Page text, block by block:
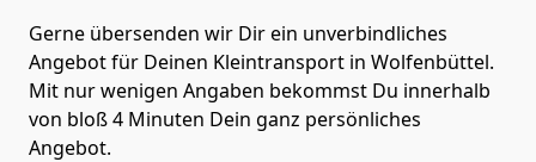
Gerne übersenden wir Dir ein unverbindliches
Angebot für Deinen Kleintransport in Wolfenbüttel.
Mit nur wenigen Angaben bekommst Du innerhalb
von bloß 4 Minuten Dein ganz persönliches
Angebot.